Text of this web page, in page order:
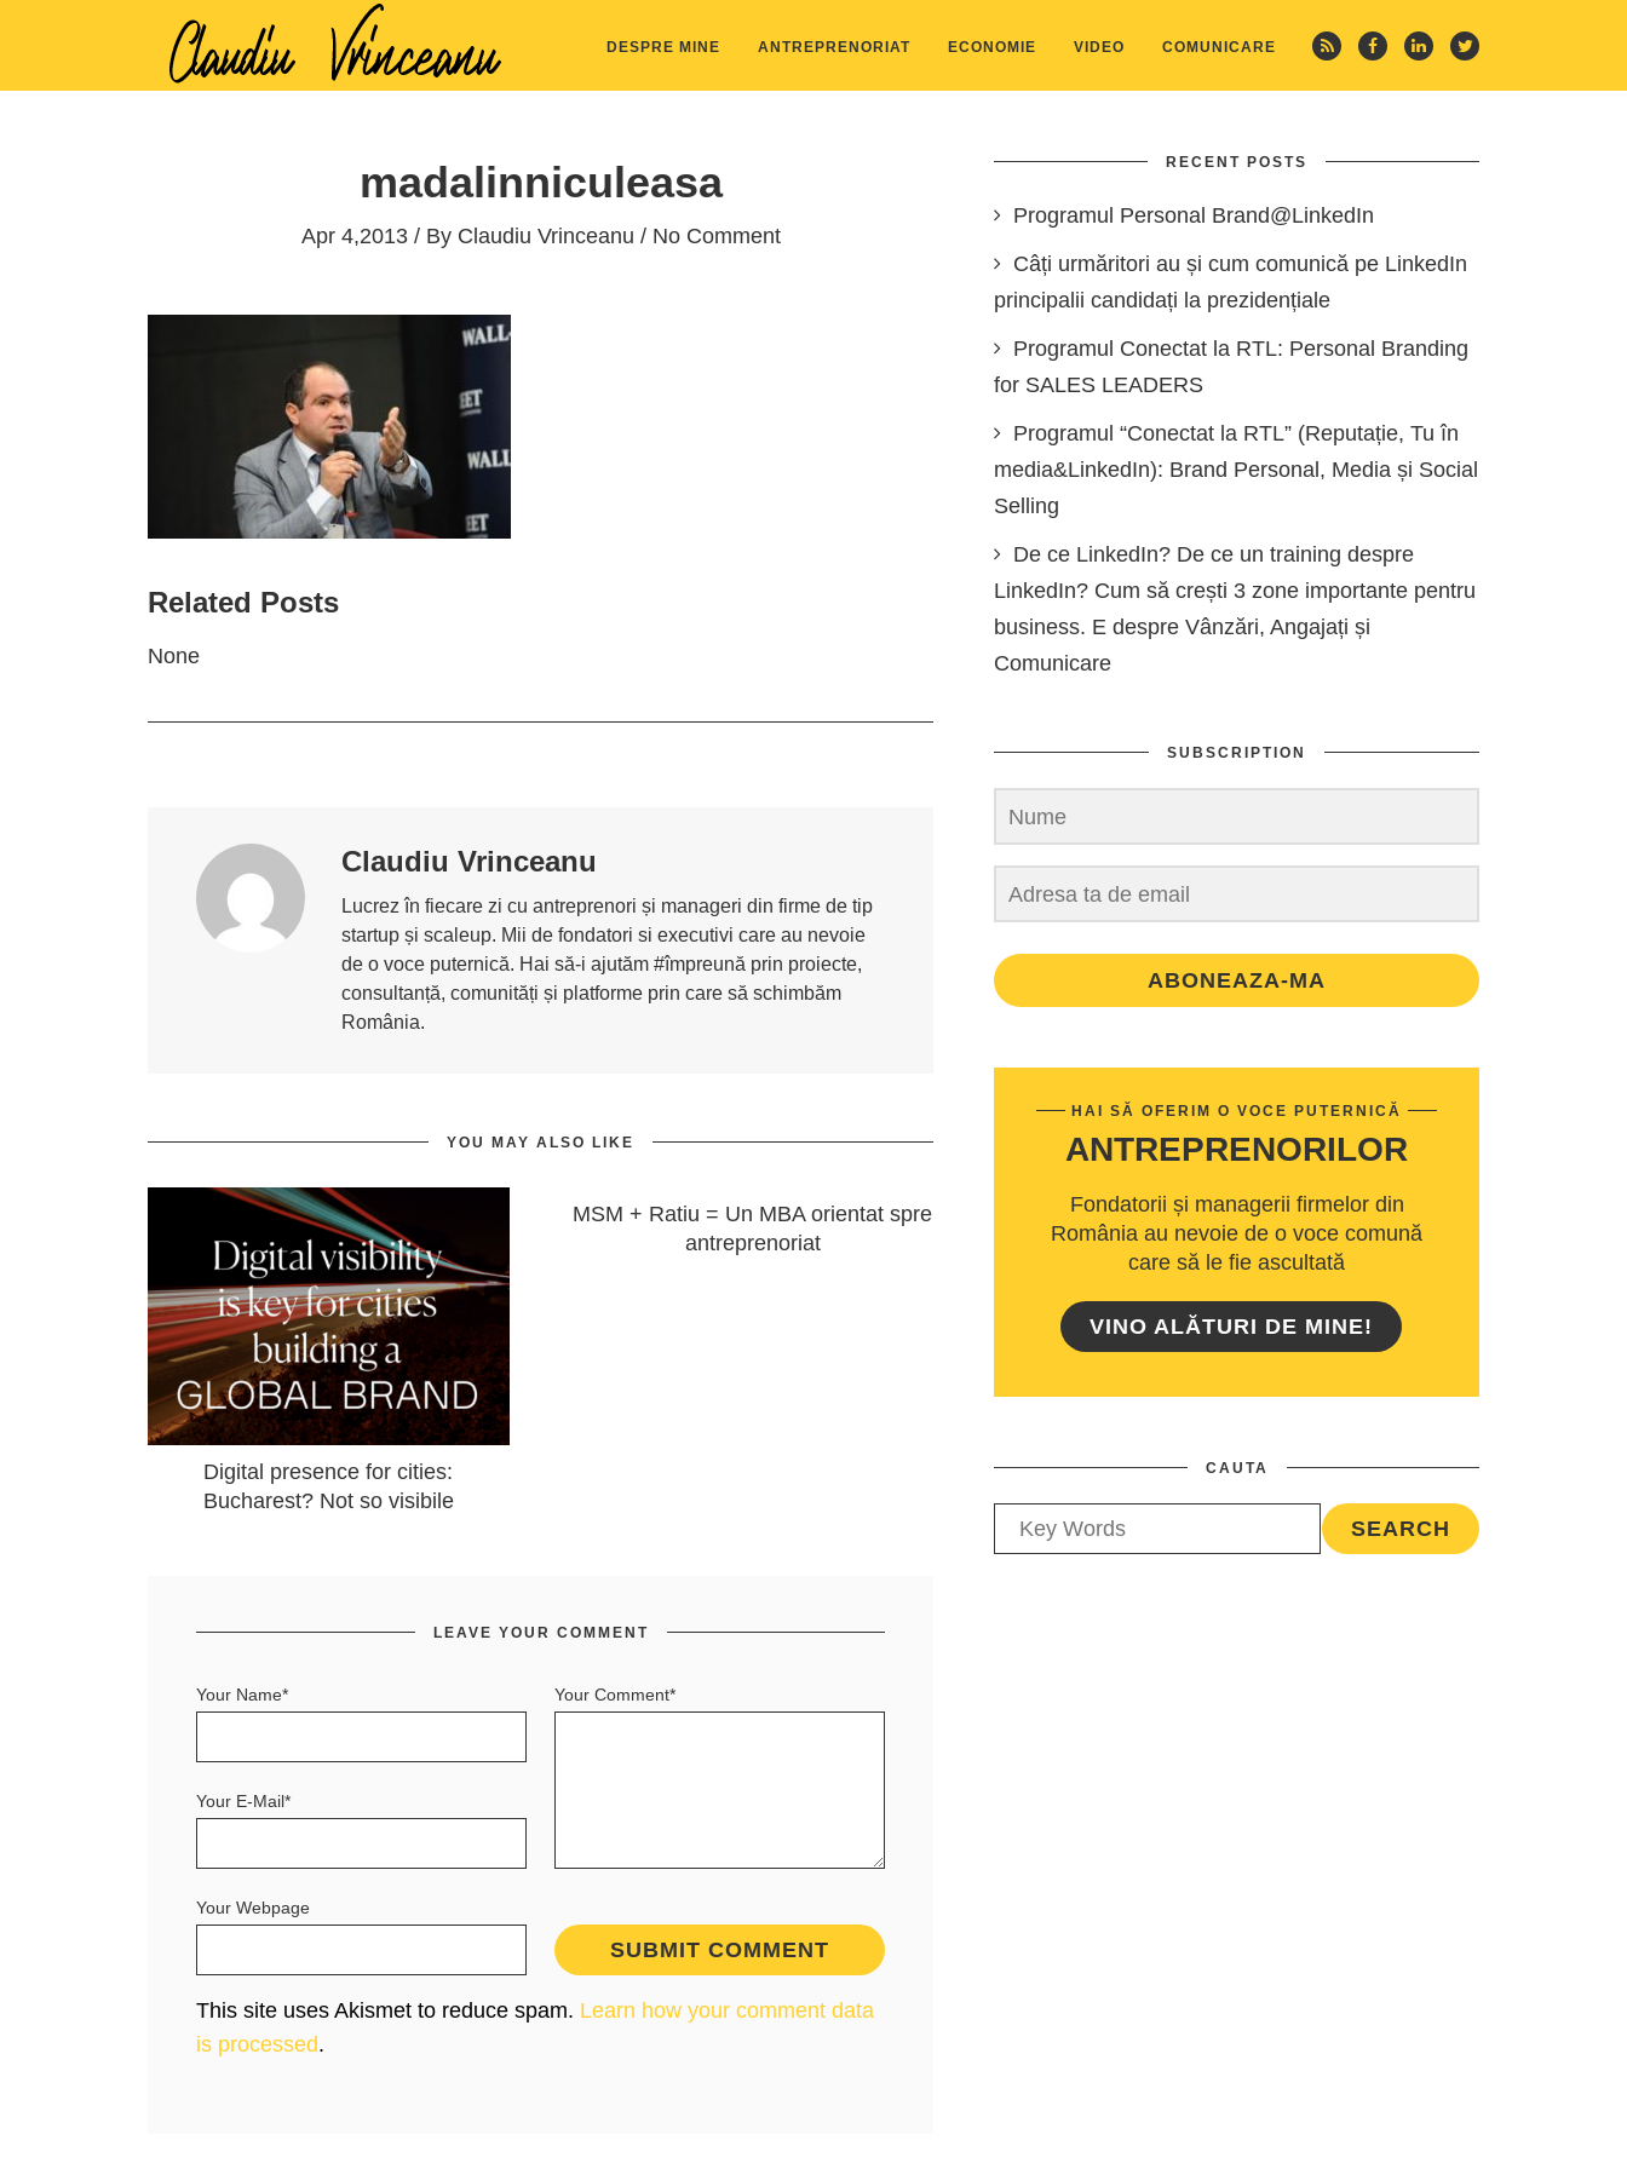
DESPRE MINE ANTREPRENORIAT ECONOMIE VIDEO COMUNICARE
madalinniculeasa
Apr 4,2013 / By Claudiu Vrinceanu / No Comment
Related Posts
None
Claudiu Vrinceanu
Lucrez în fiecare zi cu antreprenori și manageri din firme de tip
startup și scaleup. Mii de fondatori si executivi care au nevoie
de o voce puternică. Hai să-i ajutăm #împreună prin proiecte,
consultanță, comunități și platforme prin care să schimbăm
România.
YOU MAY ALSO LIKE
Digital presence for cities:
Bucharest? Not so visibile
MSM + Ratiu = Un MBA orientat spre
antreprenoriat
LEAVE YOUR COMMENT
Your Comment*
Your Name*
Your E-Mail*
Your Webpage
This site uses Akismet to reduce spam. Learn how your comment data
is processed.
RECENT POSTS
Programul Personal Brand@LinkedIn
Câți urmăritori au și cum comunică pe LinkedIn
principalii candidați la prezidențiale
Programul Conectat la RTL: Personal Branding
for SALES LEADERS
Programul “Conectat la RTL” (Reputație, Tu în
media&LinkedIn): Brand Personal, Media și Social
Selling
De ce LinkedIn? De ce un training despre
LinkedIn? Cum să crești 3 zone importante pentru
business. E despre Vânzări, Angajați și
Comunicare
SUBSCRIPTION
ABONEAZA-MA
HAI SĂ OFERIM O VOCE PUTERNICĂ
ANTREPRENORILOR
Fondatorii și managerii firmelor din
România au nevoie de o voce comună
care să le fie ascultată
VINO ALĂTURI DE MINE!
CAUTA